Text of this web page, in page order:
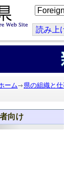
こ
の
ジ
を
る
読み上
ーム 県の組織と
向け